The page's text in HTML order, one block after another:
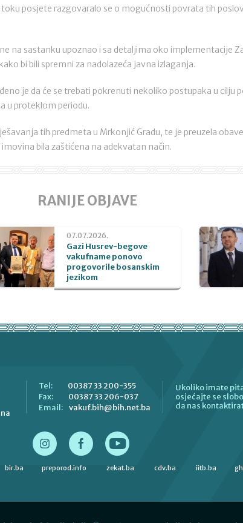
toku posjete razgovaralo se o mogućnosti povrata tih
na sastanku upoznao i sa detaljima oko implementacije
bi bili spremni za nadolazeća javna izlaganja.
je da će se trebati pokrenuti nekoliko postupaka u cilju
u proteklom periodu.
tih predmeta u Mrkonjić Gradu, te je preuzela
bila zaštićena na adekvatan način.
RANIJE OBJAVE
07.07.2026.
Gazi Husrev-begove
vakufname ponovo
progovorile bosanskim
jezikom
Tel:
00387 33 200-355
Fax:
00387 33 206-037
Email:
vakuf.bih@bih.net.ba
Ukoliko imate
osjećajte se
da nas
bir.ba preporod.info zekat.ba cdv.ba iitb.ba